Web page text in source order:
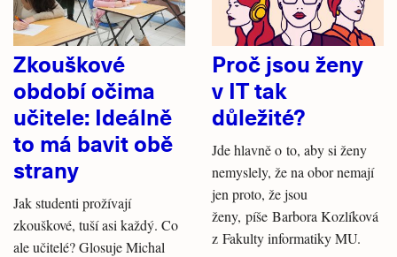
Zkouškové
období očima
učitele: Ideálně
to má bavit obě
strany
Jak studenti prožívají
zkouškové, tuší asi každý. Co
ale učitelé? Glosuje Michal
Proč jsou ženy
v IT tak
důležité?
Jde hlavně o to, aby si ženy
nemyslely, že na obor nemají
jen proto, že jsou
ženy, píše Barbora Kozlíková
z Fakulty informatiky MU.